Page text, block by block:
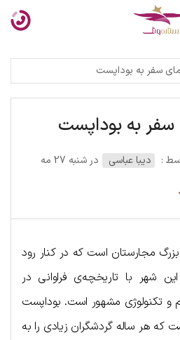
سفر به بوداپست
سفر به بوداپست
: دیبا عباسی
در شنبه 27 مه
مجارستان است که در کنار رود
شهر با تاریخچه‌ی فراوانی در
و تکنولوژی مشهور است. بوداپست
که هر ساله گردشگران زیادی را به